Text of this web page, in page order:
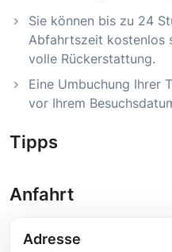
Sie können bis zu 24
Abfahrtszeit kostenlos
volle Rückerstattung.
Eine Umbuchung Ihrer
vor Ihrem
Tipps
Anfahrt
Adresse